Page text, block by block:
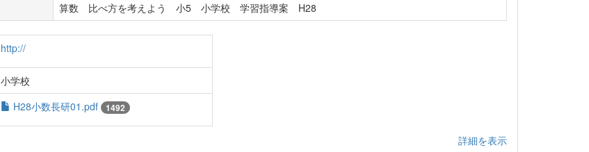
算数 比べ方を考えよう 小5 小学校 学習指導案 H28
http://
小学校
H28小数長研01.pdf 1492
詳細を表示